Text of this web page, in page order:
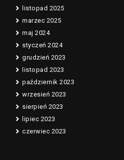
listopad 2025
marzec 2025
maj 2024
styczeń 2024
grudzień 2023
listopad 2023
październik 2023
wrzesień 2023
sierpień 2023
lipiec 2023
czerwiec 2023